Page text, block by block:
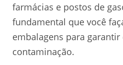
farmácias e postos de
fundamental que você
embalagens para
contaminação.